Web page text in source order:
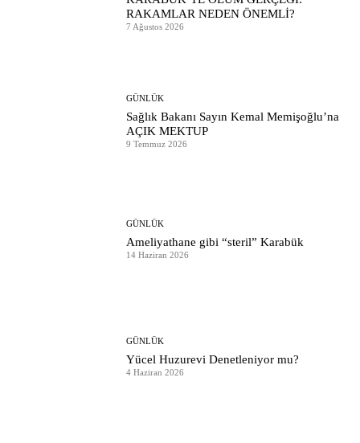
RAKAMLAR NEDEN ÖNEMLİ?
7 Ağustos 2026
GÜNLÜK
Sağlık Bakanı Sayın Kemal Memişoğlu’na
AÇIK MEKTUP
9 Temmuz 2026
GÜNLÜK
Ameliyathane gibi “steril” Karabük
14 Haziran 2026
GÜNLÜK
Yücel Huzurevi Denetleniyor mu?
4 Haziran 2026